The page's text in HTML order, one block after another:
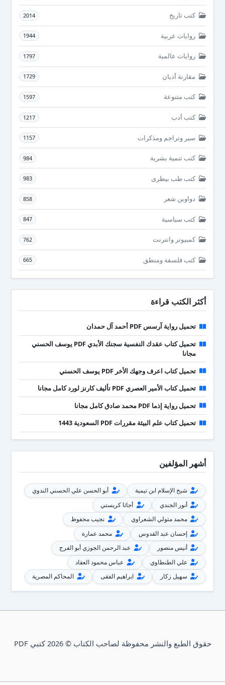
كتب تاريخ 2014
روايات عربية 1944
روايات عالمية 1797
مقارنة أديان 1729
كتب متنوعة 1597
كتب أدب 1217
سير وتراجم ومذكرات 1157
كتب تنمية بشرية 984
كتب طب بيطرى 983
دواوين شعر 858
كتب سياسية 847
كمبيوتر وانترنت 762
كتب فلسفة ومنطق 665
أكثر الكتب قراءة
تحميل رواية آرسس PDF أحمد آل حمدان
تحميل كتاب عقدك النفسية سجنك الأبدي PDF يوسف الحسني
مجانا
تحميل كتاب اعرف وجهك الأخر PDF يوسف الحسني
تحميل كتاب الأمير العصري PDF تأليف كارنز لورد كامل مجانا
تحميل رواية إذما PDF محمد صادق كامل مجانا
تحميل كتاب علم البيئة مقررات PDF السعودية 1443
أشهر المؤلفين
شيخ الإسلام ابن تيمية
أبو الحسن علي الحسني الندوي
أنور الجندي
أجاثا كريستي
محمد متولي الشعراوي
نجيب محفوظ
إحسان عبد القدوس
محمد عمارة
أنيس منصور
عبد الرحمن الجوزي أبو الفرج
علي الطنطاوي
عباس محمود العقاد
سهيل زكار
ابراهيم الفقى المحاكم المصرية
حقوق الطبع والنشر محفوظة لصاحب الكتاب © 2026 كتبي PDF